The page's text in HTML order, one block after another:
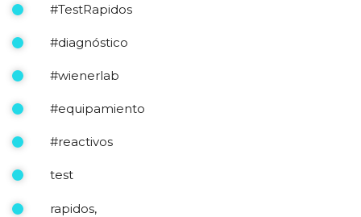
#TestRapidos
#diagnóstico
#wienerlab
#equipamiento
#reactivos
test
rapidos,